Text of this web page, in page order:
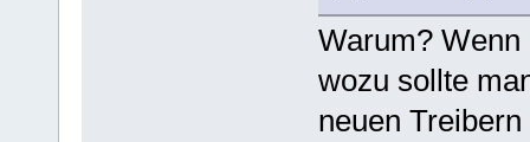
Warum?
wozu sollte
neuen